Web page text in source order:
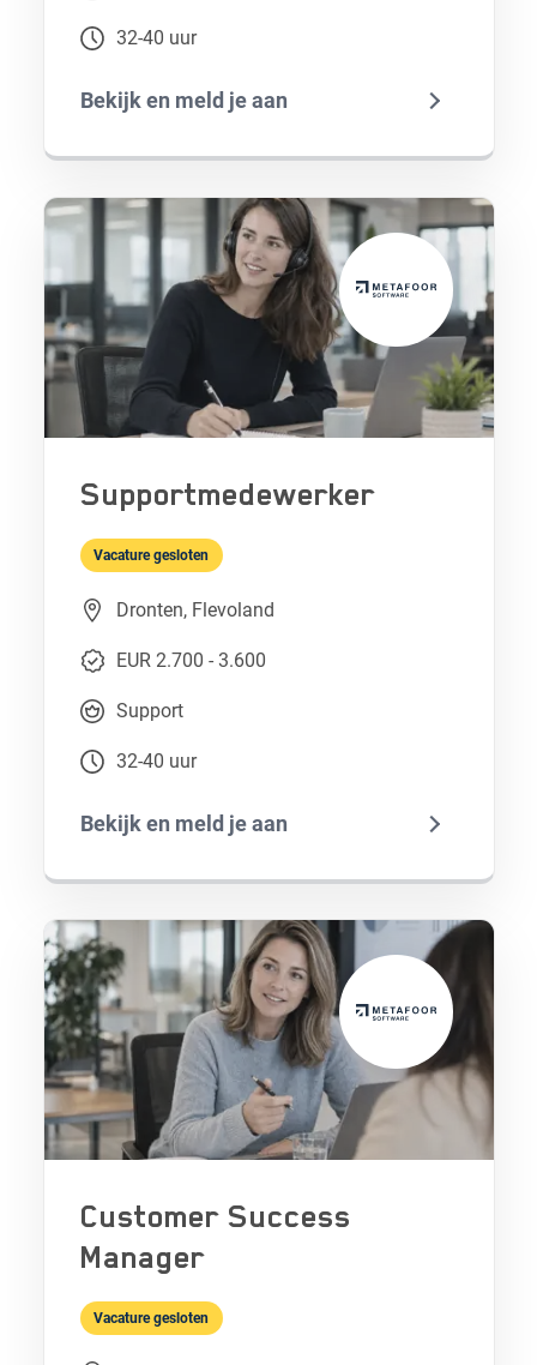
32-40 uur
Bekijk en meld je aan
Supportmedewerker
Vacature gesloten
Dronten, Flevoland
EUR 2.700 - 3.600
Support
32-40 uur
Bekijk en meld je aan
Customer Success
Manager
Vacature gesloten